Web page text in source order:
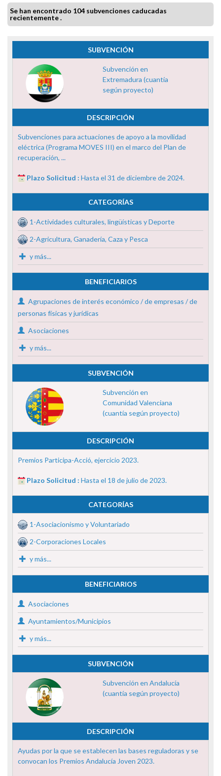
Se han encontrado 104 subvenciones caducadas
recientemente .
SUBVENCIÓN
Subvención en
Extremadura (cuantía
según proyecto)
DESCRIPCIÓN
Subvenciones para actuaciones de apoyo a la movilidad
eléctrica (Programa MOVES III) en el marco del Plan de
recuperación, ...
Plazo Solicitud : Hasta el 31 de diciembre de 2024.
CATEGORÍAS
1-Actividades culturales, lingüísticas y Deporte
2-Agricultura, Ganadería, Caza y Pesca
y más...
BENEFICIARIOS
Agrupaciones de interés económico / de empresas / de
personas físicas y jurídicas
Asociaciones
y más...
SUBVENCIÓN
Subvención en
Comunidad Valenciana
(cuantía según proyecto)
DESCRIPCIÓN
Premios Participa-Acció, ejercicio 2023.
Plazo Solicitud : Hasta el 18 de julio de 2023.
CATEGORÍAS
1-Asociacionismo y Voluntariado
2-Corporaciones Locales
y más...
BENEFICIARIOS
Asociaciones
Ayuntamientos/Municipios
y más...
SUBVENCIÓN
Subvención en Andalucía
(cuantía según proyecto)
DESCRIPCIÓN
Ayudas por la que se establecen las bases reguladoras y se
convocan los Premios Andalucía Joven 2023.